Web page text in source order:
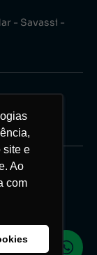
site e
Ao
com
site e
Ao
com
- Savassi -